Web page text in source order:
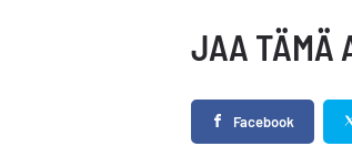
JAA TÄMÄ
Facebook